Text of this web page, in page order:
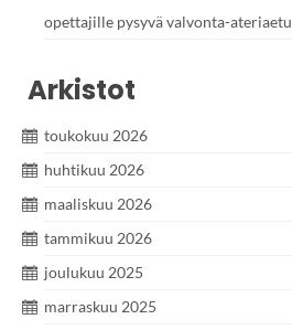
opettajille pysyvä valvonta-ateriaetu
Arkistot
toukokuu 2026
huhtikuu 2026
maaliskuu 2026
tammikuu 2026
joulukuu 2025
marraskuu 2025